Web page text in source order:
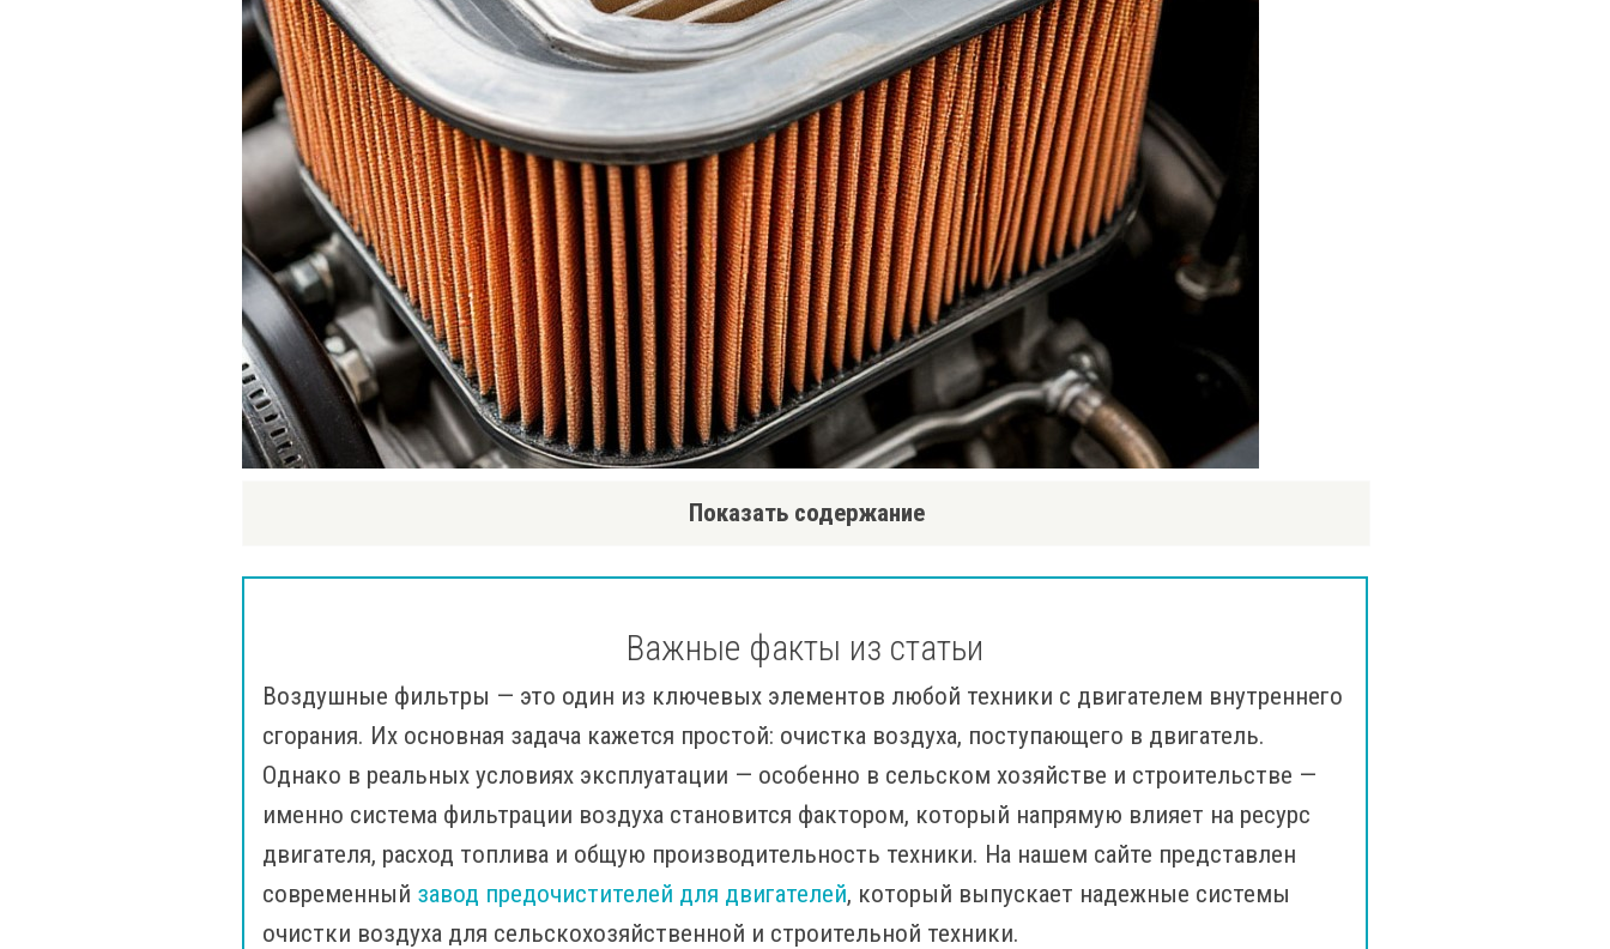
Показать содержание
Важные факты из статьи
Воздушные фильтры — это один из ключевых элементов любой техники с двигателем внутреннего
сгорания. Их основная задача кажется простой: очистка воздуха, поступающего в двигатель.
Однако в реальных условиях эксплуатации — особенно в сельском хозяйстве и строительстве —
именно система фильтрации воздуха становится фактором, который напрямую влияет на ресурс
двигателя, расход топлива и общую производительность техники. На нашем сайте представлен
современный завод предочистителей для двигателей, который выпускает надежные системы
очистки воздуха для сельскохозяйственной и строительной техники.